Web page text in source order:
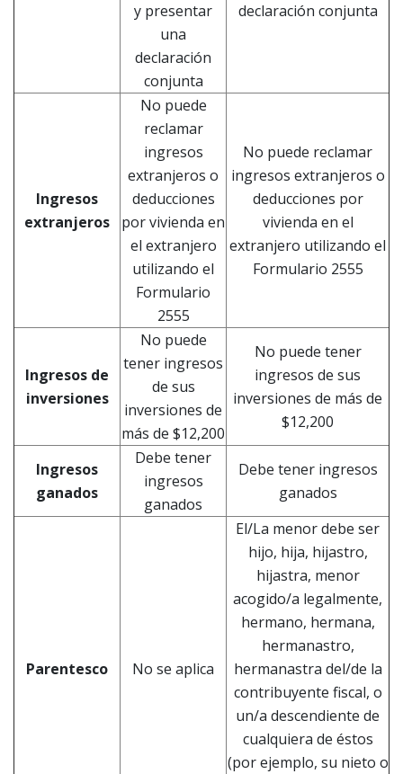
y presentar
una
declaración
conjunta
declaración conjunta
Ingresos
extranjeros
No puede
reclamar
ingresos
extranjeros o
deducciones
por vivienda en
el extranjero
utilizando el
Formulario
2555
No puede reclamar
ingresos extranjeros o
deducciones por
vivienda en el
extranjero utilizando el
Formulario 2555
Ingresos de
inversiones
No puede
tener ingresos
de sus
inversiones de
más de $12,200
No puede tener
ingresos de sus
inversiones de más de
$12,200
Ingresos
ganados
Debe tener
ingresos
ganados
Debe tener ingresos
ganados
Parentesco No se aplica
El/La menor debe ser
hijo, hija, hijastro,
hijastra, menor
acogido/a legalmente,
hermano, hermana,
hermanastro,
hermanastra del/de la
contribuyente fiscal, o
un/a descendiente de
cualquiera de éstos
(por ejemplo, su nieto o